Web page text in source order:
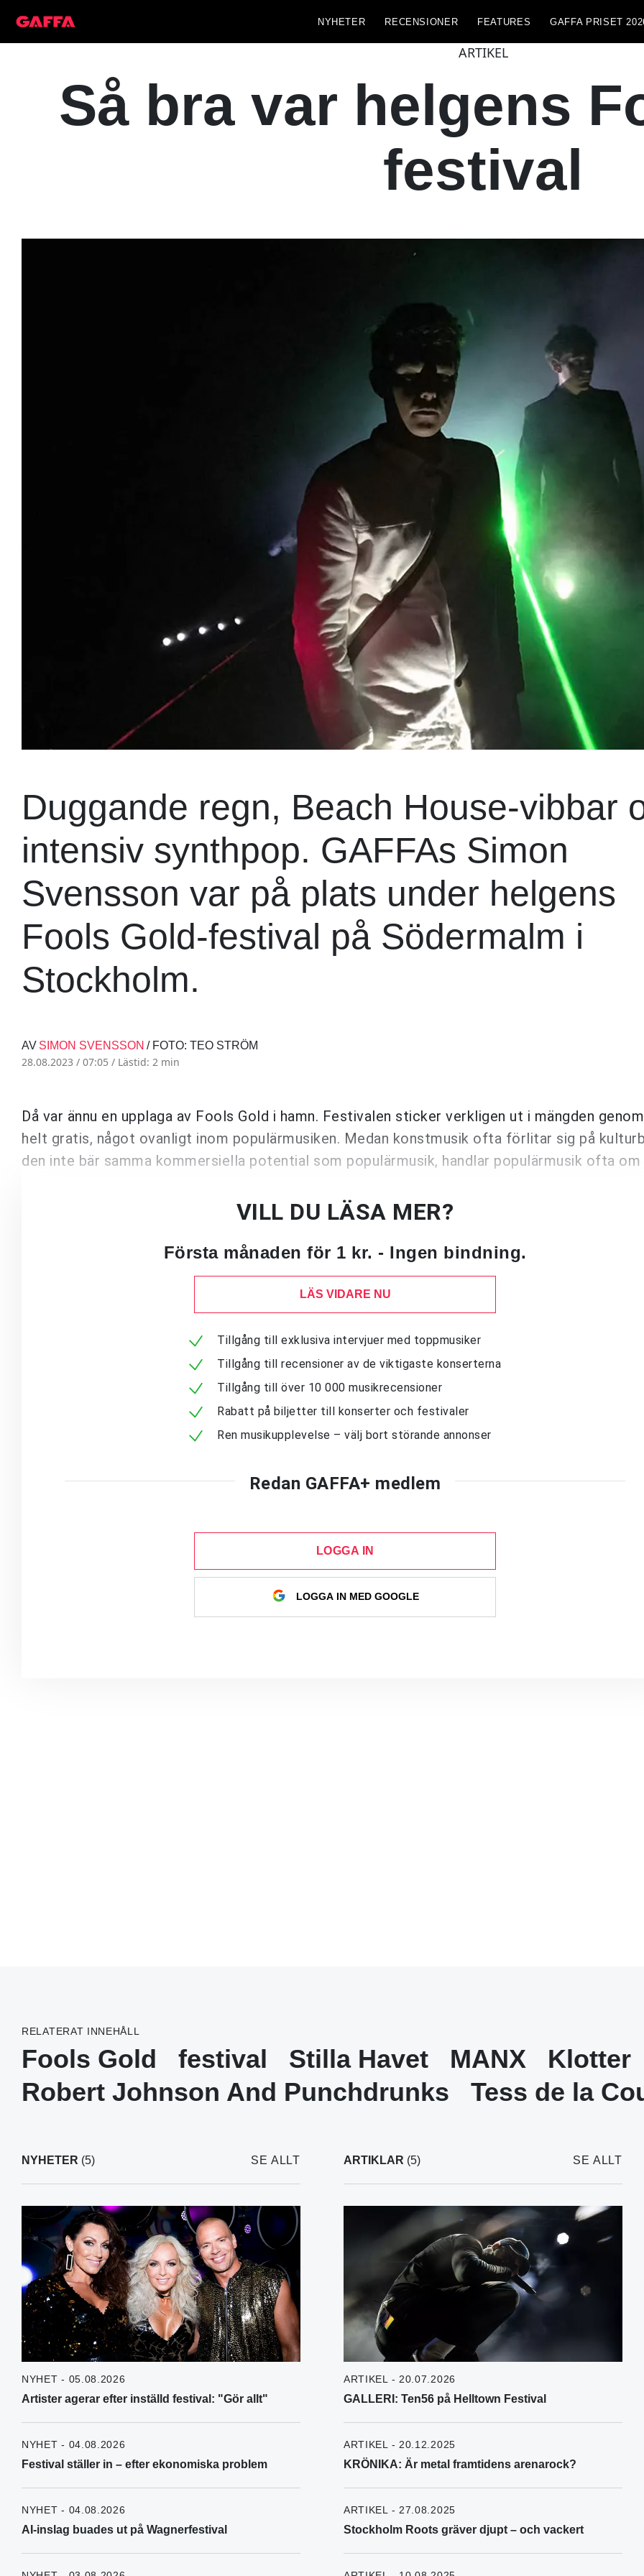
NYHETER RECENSIONER FEATURES GAFFA PRISET
ARTIKEL
Så bra var helgens
festival
Duggande regn, Beach House-vibbar
intensiv synthpop. GAFFAs Simon
Svensson var på plats under helgens
Fools Gold-festival på Södermalm i
Stockholm.
AV SIMON SVENSSON / FOTO: TEO STRÖM
28.08.2023 / 07:05 / Lästid: 2 min
Då var ännu en upplaga av Fools Gold i hamn. Festivalen sticker verkligen ut i mängden
helt gratis, något ovanligt inom populärmusiken. Medan konstmusik ofta förlitar sig på
den inte bär samma kommersiella potential som populärmusik, handlar populärmusik ofta
VILL DU LÄSA MER?
Första månaden för 1 kr. - Ingen bindning.
LÄS VIDARE NU
Tillgång till exklusiva intervjuer med toppmusiker
Tillgång till recensioner av de viktigaste konserterna
Tillgång till över 10 000 musikrecensioner
Rabatt på biljetter till konserter och festivaler
Ren musikupplevelse – välj bort störande annonser
Redan GAFFA+ medlem
LOGGA IN
LOGGA IN MED GOOGLE
RELATERAT INNEHÅLL
Fools Gold festival Stilla Havet MANX
Klotter
Robert Johnson And Punchdrunks
Tess de la
NYHETER (5) SE ALLT
NYHET - 05.08.2026
Artister agerar efter inställd festival: "Gör allt"
NYHET - 04.08.2026
Festival ställer in – efter ekonomiska problem
NYHET - 04.08.2026
AI-inslag buades ut på Wagnerfestival
ARTIKLAR (5) SE ALLT
ARTIKEL - 20.07.2026
GALLERI: Ten56 på Helltown Festival
ARTIKEL - 20.12.2025
KRÖNIKA: Är metal framtidens arenarock?
ARTIKEL - 27.08.2025
Stockholm Roots gräver djupt – och vackert